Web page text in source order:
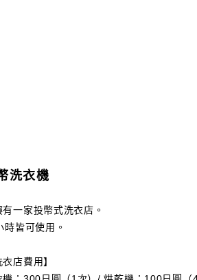
洗衣機
有一家投幣式洗衣店。
時皆可使用。
衣店費用】